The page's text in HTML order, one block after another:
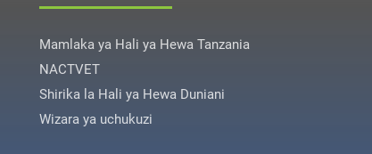
Mamlaka ya Hali ya Hewa Tanzania
NACTVET
Shirika la Hali ya Hewa Duniani
Wizara ya uchukuzi